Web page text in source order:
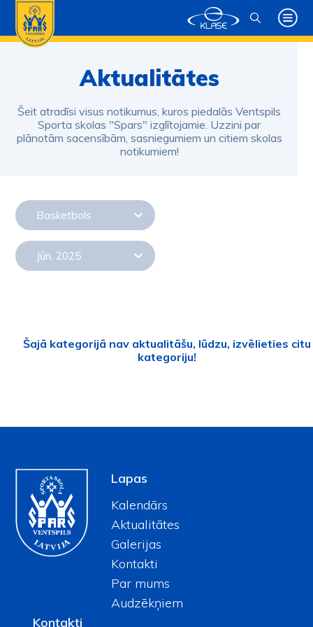
Aktualitātes
Šeit atradīsi visus notikumus, kuros piedalās Ventspils
Sporta skolas "Spars" izglītojamie. Uzzini par
plānotām sacensībām, sasniegumiem un citiem skolas
notikumiem!
Basketbols
Jūn, 2025
Šajā kategorijā nav aktualitāšu, lūdzu, izvēlieties citu
kategoriju!
Lapas
Kalendārs
Aktualitātes
Galerijas
Kontakti
Par mums
Audzēkņiem
Kontakti